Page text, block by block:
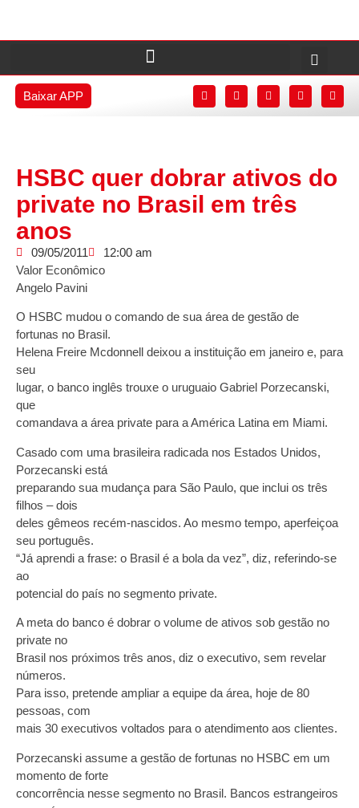
Baixar APP
HSBC quer dobrar ativos do
private no Brasil em três
anos
09/05/2011
12:00 am
Valor Econômico
Angelo Pavini
O HSBC mudou o comando de sua área de gestão de
fortunas no Brasil.
Helena Freire Mcdonnell deixou a instituição em janeiro e, para
seu
lugar, o banco inglês trouxe o uruguaio Gabriel Porzecanski,
que
comandava a área private para a América Latina em Miami.
Casado com uma brasileira radicada nos Estados Unidos,
Porzecanski está
preparando sua mudança para São Paulo, que inclui os três
filhos – dois
deles gêmeos recém-nascidos. Ao mesmo tempo, aperfeiçoa
seu português.
“Já aprendi a frase: o Brasil é a bola da vez”, diz, referindo-se
ao
potencial do país no segmento private.
A meta do banco é dobrar o volume de ativos sob gestão no
private no
Brasil nos próximos três anos, diz o executivo, sem revelar
números.
Para isso, pretende ampliar a equipe da área, hoje de 80
pessoas, com
mais 30 executivos voltados para o atendimento aos clientes.
Porzecanski assume a gestão de fortunas no HSBC em um
momento de forte
concorrência nesse segmento no Brasil. Bancos estrangeiros